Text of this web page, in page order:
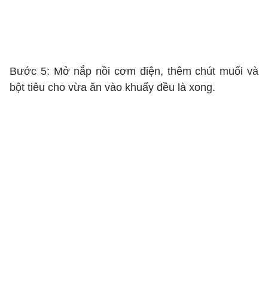
Bước 5: Mở nắp nồi cơm điện, thêm chút muối và
bột tiêu cho vừa ăn vào khuấy đều là xong.